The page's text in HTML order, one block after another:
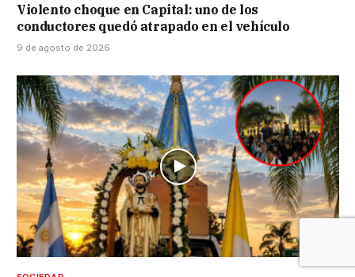
Violento choque en Capital: uno de los
conductores quedó atrapado en el vehículo
9 de agosto de 2026